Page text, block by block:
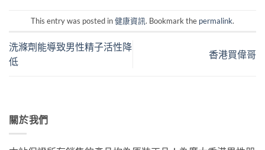
This entry was posted in健康資訊. Bookmark the permalink.
洗滌劑能導致男性精子活性降
低
香港買偉哥
關於我們